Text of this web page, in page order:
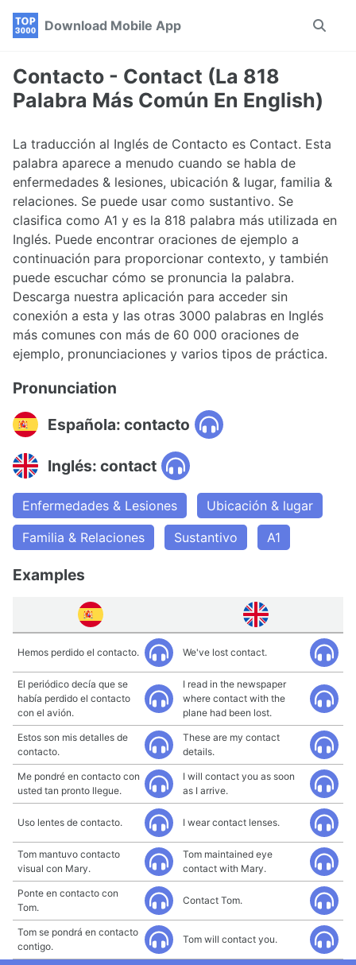
Skip
navigation
Skip
Skip
Download Mobile App
Toggle
Contacto - Contact (La 818
Palabra Más Común En English)
La traducción al Inglés de Contacto es Contact. Esta
palabra aparece a menudo cuando se habla de
enfermedades & lesiones, ubicación & lugar, familia &
relaciones. Se puede usar como sustantivo. Se
clasifica como A1 y es la 818 palabra más utilizada en
Inglés. Puede encontrar oraciones de ejemplo a
continuación para proporcionar contexto, y también
puede escuchar cómo se pronuncia la palabra.
Descarga nuestra aplicación para acceder sin
conexión a esta y las otras 3000 palabras en Inglés
más comunes con más de 60 000 oraciones de
ejemplo, pronunciaciones y varios tipos de práctica.
Pronunciation
Española: contacto
Inglés: contact
Enfermedades & Lesiones
Ubicación & lugar
Familia & Relaciones
Sustantivo A1
Examples
Hemos perdido el contacto. We've lost contact.
El periódico decía que se
había perdido el contacto
con el avión.
I read in the newspaper
where contact with the
plane had been lost.
Estos son mis detalles de
contacto.
These are my contact
details.
Me pondré en contacto con
usted tan pronto llegue.
I will contact you as soon
as I arrive.
Uso lentes de contacto. I wear contact lenses.
Tom mantuvo contacto
visual con Mary.
Tom maintained eye
contact with Mary.
Ponte en contacto con
Tom.
Contact Tom.
Tom se pondrá en contacto
contigo.
Tom will contact you.